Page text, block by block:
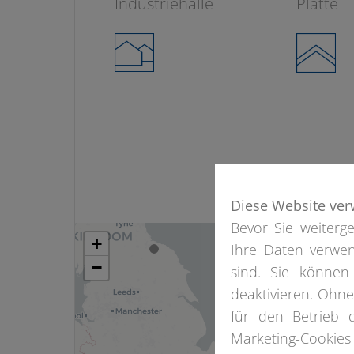
+
−
Diese Website
Bevor Sie
Ihre Daten
sind. Sie
deaktivieren.
für den Betrieb
Marketing-